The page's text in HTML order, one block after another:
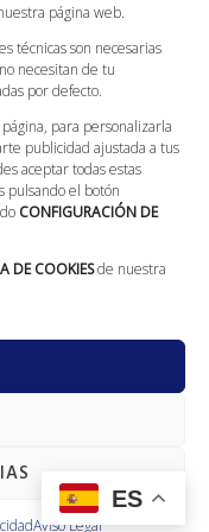
página web.
técnicas son necesarias
necesitan de tu
por defecto.
para personalizarla
publicidad ajustada a tus
aceptar todas estas
pulsando el botón
CONFIGURACIÓN DE
DE COOKIESde nuestra
Aviso Legal
ES